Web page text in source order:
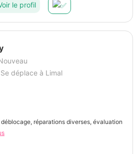
le profil
Se déplace à Limal
réparations diverses, évaluation